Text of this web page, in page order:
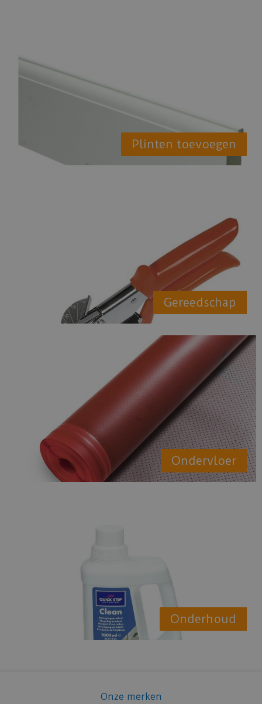
Plinten toevoegen
Gereedschap
Ondervloer
Onderhoud
Onze merken